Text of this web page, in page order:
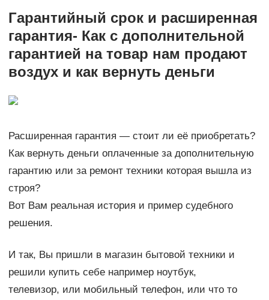
Гарантийный срок и расширенная
гарантия- Как с дополнительной
гарантией на товар нам продают
воздух и как вернуть деньги
Расширенная гарантия — стоит ли её приобретать?
Как вернуть деньги оплаченные за дополнительную
гарантию или за ремонт техники которая вышла из
строя?
Вот Вам реальная история и пример судебного
решения.
И так, Вы пришли в магазин бытовой техники и
решили купить себе например ноутбук,
телевизор, или мобильный телефон, или что то